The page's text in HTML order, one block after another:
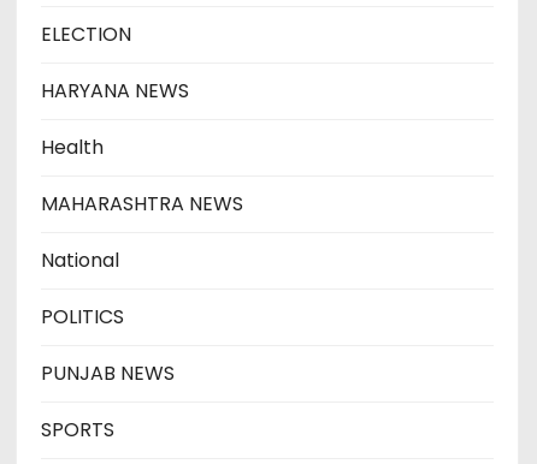
ELECTION
HARYANA NEWS
Health
MAHARASHTRA NEWS
National
POLITICS
PUNJAB NEWS
SPORTS